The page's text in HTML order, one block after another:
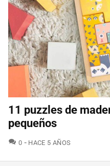
11 puzzles de
pequeños
0 COMENTARIOS
HACE 5 AÑOS